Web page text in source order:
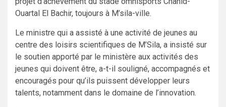
Ouartal El Bachir, toujours à M’sila-ville.
Le ministre qui a assisté à une activité de jeunes au
centre des loisirs scientifiques de M’Sila, a insisté sur
le soutien apporté par le ministère aux activités des
jeunes qui doivent être, a-t-il souligné, accompagnés et
encouragés pour qu’ils puissent développer leurs
talents, notamment dans le domaine de l’innovation.